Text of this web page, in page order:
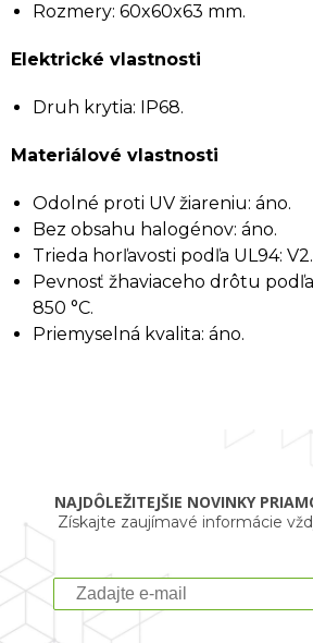
Rozmery: 60x60x63 mm.
Elektrické vlastnosti
Druh krytia: IP68.
Materiálové vlastnosti
Odolné proti UV žiareniu: áno.
Bez obsahu halogénov: áno.
Trieda horľavosti podľa UL94: V2.
Pevnosť žhaviaceho drôtu podľa
850 °C.
Priemyselná kvalita: áno.
NAJDÔLEŽITEJŠIE NOVINKY
Získajte zaujímavé informácie